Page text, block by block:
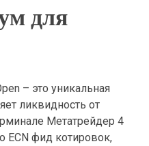
для
– это уникальная
ликвидность от
Метатрейдер 4
ЕСN фид котировок,